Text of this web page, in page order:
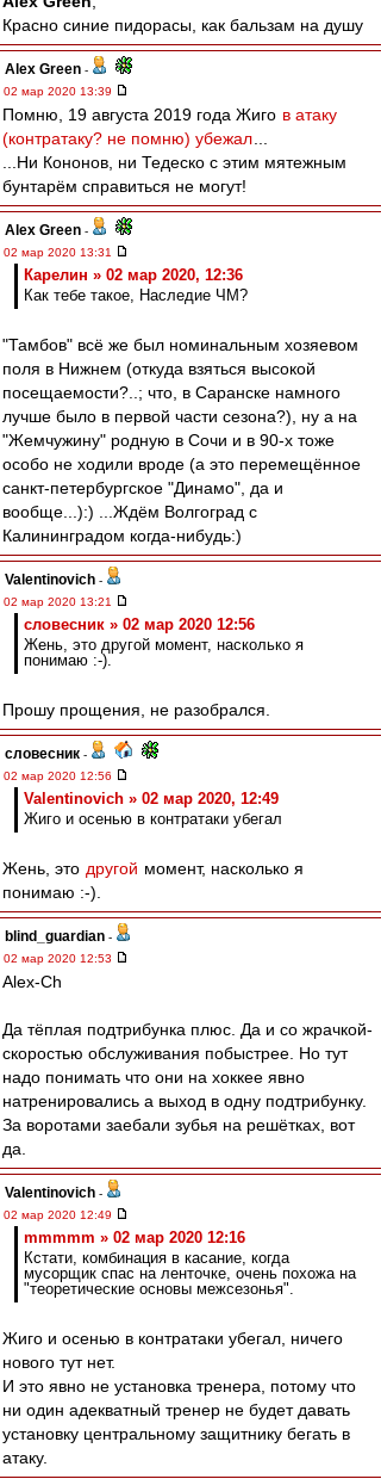
Красно синие пидорасы, как бальзам на душу
Alex Green -
02 мар 2020 13:39
Помню, 19 августа 2019 года Жиго в атаку
(контратаку? не помню) убежал
...Ни Кононов, ни Тедеско с этим мятежным
бунтарём справиться не могут!
Alex Green -
02 мар 2020 13:31
Карелин » 02 мар 2020, 12:36
Как тебе такое, Наследие ЧМ?
"Тамбов" всё же был номинальным хозяевом
поля в Нижнем (откуда взяться высокой
посещаемости?..; что, в Саранске намного
лучше было в первой части сезона?), ну а на
"Жемчужину" родную в Сочи и в 90-х тоже
особо не ходили вроде (а это перемещённое
санкт-петербургское "Динамо", да и
вообще...):) ...Ждём Волгоград с
Калининградом когда-нибудь:)
Valentinovich -
02 мар 2020 13:21
словесник » 02 мар 2020 12:56
Жень, это другой момент, насколько я
понимаю :-).
Прошу прощения, не разобрался.
словесник -
02 мар 2020 12:56
Valentinovich » 02 мар 2020, 12:49
Жиго и осенью в контратаки убегал
Жень, это другой момент, насколько я
понимаю :-).
blind_guardian -
02 мар 2020 12:53
Alex-Ch
Да тёплая подтрибунка плюс. Да и со жрачкой-
скоростью обслуживания побыстрее. Но тут
надо понимать что они на хоккее явно
натренировались а выход в одну подтрибунку.
За воротами заебали зубья на решётках, вот
да.
Valentinovich -
02 мар 2020 12:49
mmmmm » 02 мар 2020 12:16
Кстати, комбинация в касание, когда
мусорщик спас на ленточке, очень похожа на
"теоретические основы межсезонья".
Жиго и осенью в контратаки убегал, ничего
нового тут нет.
И это явно не установка тренера, потому что
ни один адекватный тренер не будет давать
установку центральному защитнику бегать в
атаку.